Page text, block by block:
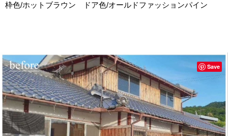
枠色/ホットブラウン ドア色/オールドファッションパイン
Save